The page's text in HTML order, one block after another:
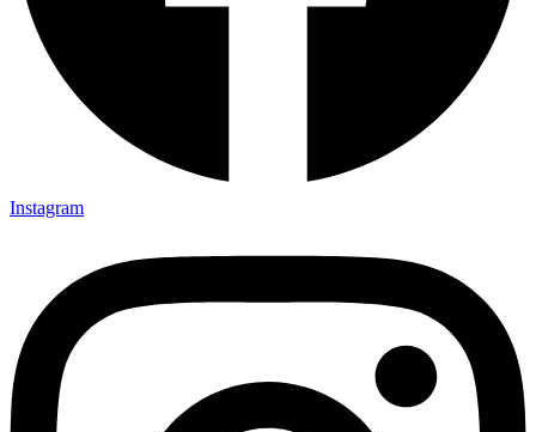
Instagram